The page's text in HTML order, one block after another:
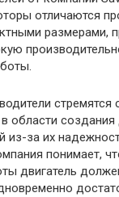
отличаются
размерами,
стремятся
области создания
из-за их
понимает,
двигатель